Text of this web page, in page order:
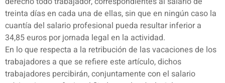
treinta días en cada una de ellas, sin que en ningún caso la
cuantía del salario profesional pueda resultar inferior a
34,85 euros por jornada legal en la actividad.
En lo que respecta a la retribución de las vacaciones de los
trabajadores a que se refiere este artículo, dichos
trabajadores percibirán, conjuntamente con el salario